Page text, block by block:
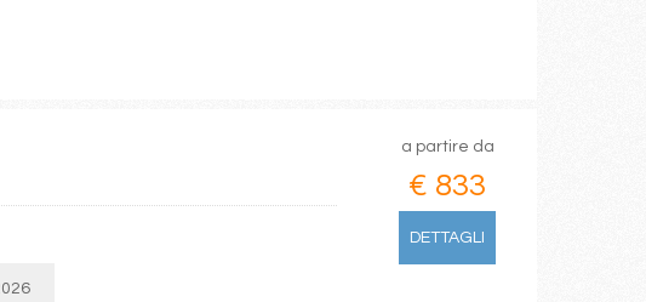
a partire da
€ 833
DETTAGLI